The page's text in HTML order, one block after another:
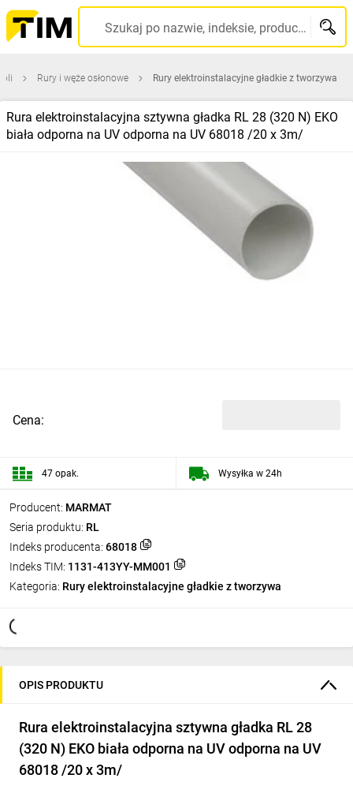
Szukaj po nazwie, indeksie, producencie, kodzie kreskowym...
Rury i węże osłonowe Rury elektroinstalacyjne gładkie z tworzywa
Rura elektroinstalacyjna sztywna gładka RL 28 (320 N) EKO
biała odporna na UV odporna na UV 68018 /20 x 3m/
Producent: MARMAT
Seria produktu: RL
Indeks producenta: 68018
Indeks TIM: 1131-413YY-MM001
Kategoria: Rury elektroinstalacyjne gładkie z tworzywa
Cena:
47 opak. Wysyłka w 24h
OPIS PRODUKTU
Rura elektroinstalacyjna sztywna gładka RL 28
(320 N) EKO biała odporna na UV odporna na UV
68018 /20 x 3m/